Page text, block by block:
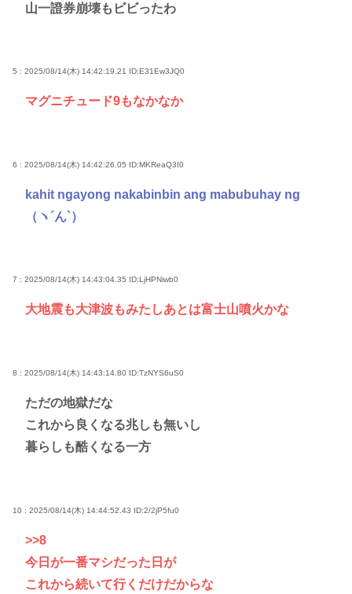
山一證券崩壊もビビったわ
5 : 2025/08/14(木) 14:42:19.21 ID:E31Ew3JQ0
マグニチュード9もなかなか
6 : 2025/08/14(木) 14:42:26.05 ID:MKReaQ3I0
kahit ngayong nakabinbin ang mabubuhay ng
（ヽ´ん`）
7 : 2025/08/14(木) 14:43:04.35 ID:LjHPNiwb0
大地震も大津波もみたしあとは富士山噴火かな
8 : 2025/08/14(木) 14:43:14.80 ID:TzNYS6uS0
ただの地獄だな
これから良くなる兆しも無いし
暮らしも酷くなる一方
10 : 2025/08/14(木) 14:44:52.43 ID:2/2jP5fu0
>>8
今日が一番マシだった日が
これから続いて行くだけだからな